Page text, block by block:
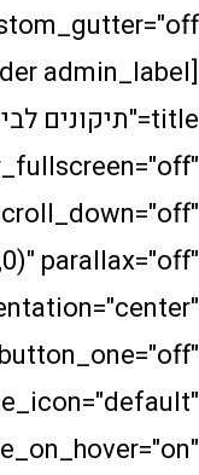
parallax="off"